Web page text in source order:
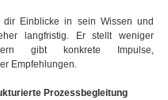
dir Einblicke in sein Wissen und
langfristig. Er stellt weniger
gibt konkrete Impulse,
Empfehlungen.
Prozessbegleitung